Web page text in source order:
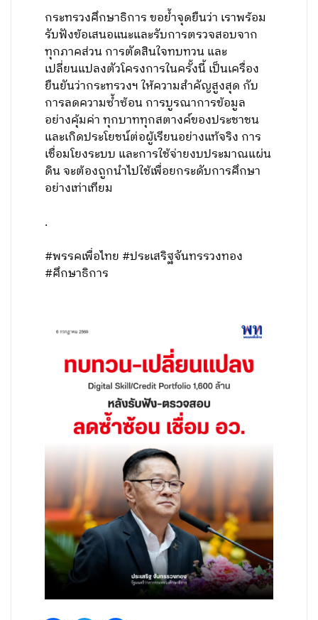
​กระทรวงศึกษาธิการ ขอยํ้าจุดยืนว่า เราพร้อม
รับฟังข้อเสนอแนะและรับการตรวจสอบจาก
ทุกภาคส่วน การตัดสินใจทบทวน และ
เปลี่ยนแปลงตัวโครงการในครั้งนี้ เป็นเครื่อง
ยืนยันว่ากระทรวงฯ ให้ความสําคัญสูงสุด กับ
การลดความซํ้าซ้อน การบูรณาการข้อมูล
อย่างคุ้มค่า ทุกบาททุกสตางค์ของประชาชน
และเกิดประโยชน์ต่อผู้เรียนอย่างแท้จริง การ
เชื่อมโยงระบบ และการใช้จ่ายงบประมาณแผ่น
ดิน จะต้องถูกนําไปใช้เพื่อยกระดับการศึกษา
อย่างเท่าเทียม
.
#พรรคเพื่อไทย #ประเสริฐจันทรรวงทอง
#ศึกษาธิการ